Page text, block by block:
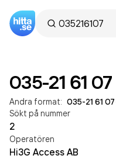
035-21 61 07
Andra format: 035-21 61 07
Sökt på nummer
2
Operatören
Hi3G Access AB